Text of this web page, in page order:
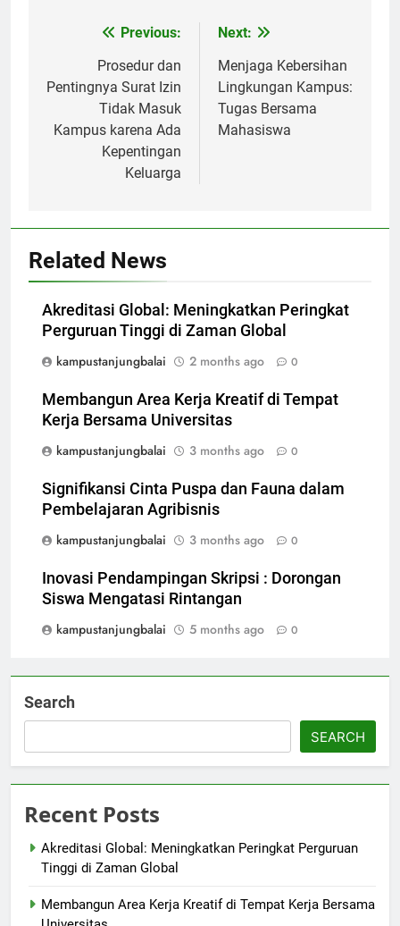
navigation
Previous:
Prosedur dan
Pentingnya Surat Izin
Tidak Masuk
Kampus karena Ada
Kepentingan
Keluarga
Next:
Menjaga Kebersihan
Lingkungan Kampus:
Tugas Bersama
Mahasiswa
Related News
Akreditasi Global: Meningkatkan Peringkat
Perguruan Tinggi di Zaman Global
kampustanjungbalai
2 months ago 0
Membangun Area Kerja Kreatif di Tempat
Kerja Bersama Universitas
kampustanjungbalai
3 months ago 0
Signifikansi Cinta Puspa dan Fauna dalam
Pembelajaran Agribisnis
kampustanjungbalai
3 months ago 0
Inovasi Pendampingan Skripsi : Dorongan
Siswa Mengatasi Rintangan
kampustanjungbalai
5 months ago 0
Search
SEARCH
Recent Posts
Akreditasi Global: Meningkatkan Peringkat Perguruan
Tinggi di Zaman Global
Membangun Area Kerja Kreatif di Tempat Kerja Bersama